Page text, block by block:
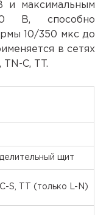
и максимальным
В, способно
10/350 мкс до
в сетях
C, TT.
щит
S, TT (только L-N)